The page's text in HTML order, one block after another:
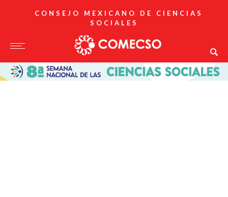
CONSEJO MEXICANO DE CIENCIAS
SOCIALES